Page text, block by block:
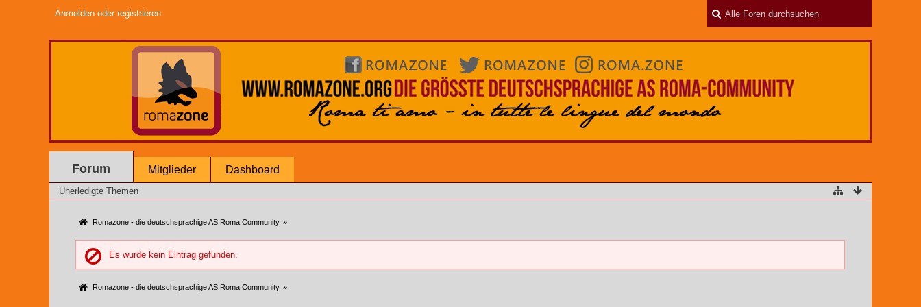
Anmelden oder registrieren
Forum Mitglieder Dashboard
Unerledigte Themen
Romazone - die deutschsprachige AS Roma Community »
Es wurde kein Eintrag gefunden.
Romazone - die deutschsprachige AS Roma Community »